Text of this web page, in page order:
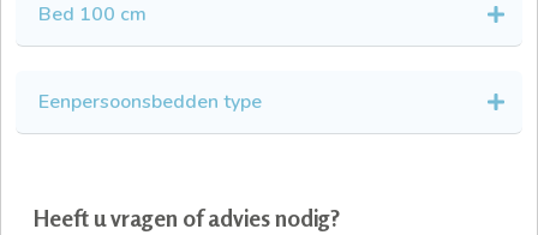
Heeft u vragen of advies nodig?
Bed 100 cm
Eenpersoonsbedden type